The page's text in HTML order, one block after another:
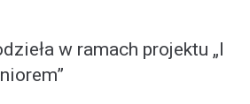
w ramach projektu „I